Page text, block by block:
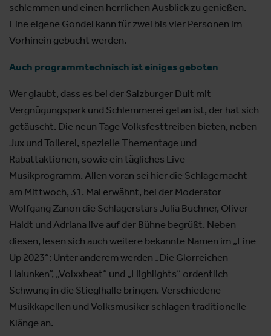
schlemmen und einen herrlichen Ausblick zu genießen.
Eine eigene Gondel kann für zwei bis vier Personen im
Vorhinein gebucht werden.
Auch programmtechnisch ist einiges geboten
Wer glaubt, dass es bei der Salzburger Dult mit
Vergnügungspark und Schlemmerei getan ist, der hat sich
getäuscht. Die neun Tage Volksfesttreiben bieten, neben
Jux und Tollerei, spezielle Thementage und
Rabattaktionen, sowie ein tägliches Live-
Musikprogramm. Allen voran sei hier die Schlagernacht
am Mittwoch, 31. Mai erwähnt, bei der Moderator
Wolfgang Zanon die Schlagerstars Julia Buchner, Oliver
Haidt und Adriana live auf der Bühne begrüßt. Neben
diesen, lesen sich auch weitere bekannte Namen im „Line
Up 2023“: Unter anderem werden „Die Glorreichen
Halunken“, „Volxxbeat“ und „Highlights“ ordentlich
Schwung in die Stieglhalle bringen. Verschiedene
Musikkapellen und Volksmusiker schlagen traditionelle
Klänge an.